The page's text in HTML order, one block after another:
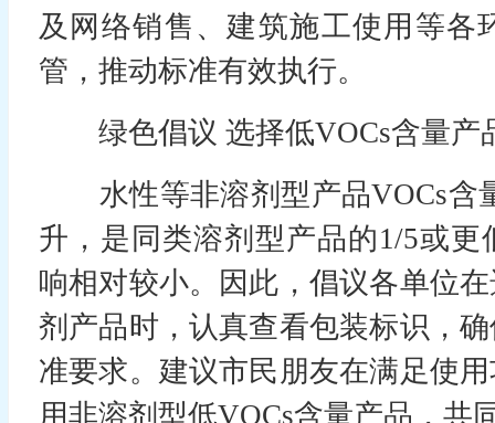
及网络销售、建筑施工使用等各
管，推动标准有效执行。
绿色倡议 选择低VOCs含量产
水性等非溶剂型产品VOCs含
升，是同类溶剂型产品的1/5或
响相对较小。因此，倡议各单位
剂产品时，认真查看包装标识，
准要求。建议市民朋友在满足使
用非溶剂型低VOCs含量产品，共